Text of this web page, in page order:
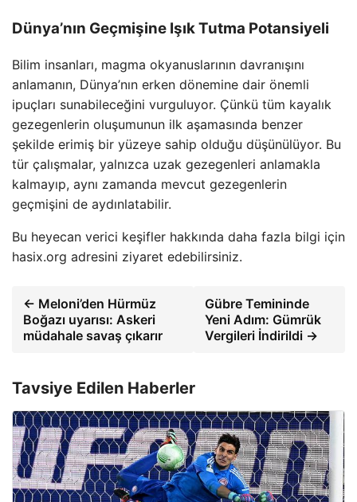
Dünya’nın Geçmişine Işık Tutma Potansiyeli
Bilim insanları, magma okyanuslarının davranışını
anlamanın, Dünya’nın erken dönemine dair önemli
ipuçları sunabileceğini vurguluyor. Çünkü tüm kayalık
gezegenlerin oluşumunun ilk aşamasında benzer
şekilde erimiş bir yüzeye sahip olduğu düşünülüyor. Bu
tür çalışmalar, yalnızca uzak gezegenleri anlamakla
kalmayıp, aynı zamanda mevcut gezegenlerin
geçmişini de aydınlatabilir.
Bu heyecan verici keşifler hakkında daha fazla bilgi için
hasix.org adresini ziyaret edebilirsiniz.
← Meloni’den Hürmüz
Boğazı uyarısı: Askeri
müdahale savaş çıkarır
Gübre Temininde
Yeni Adım: Gümrük
Vergileri İndirildi →
Tavsiye Edilen Haberler